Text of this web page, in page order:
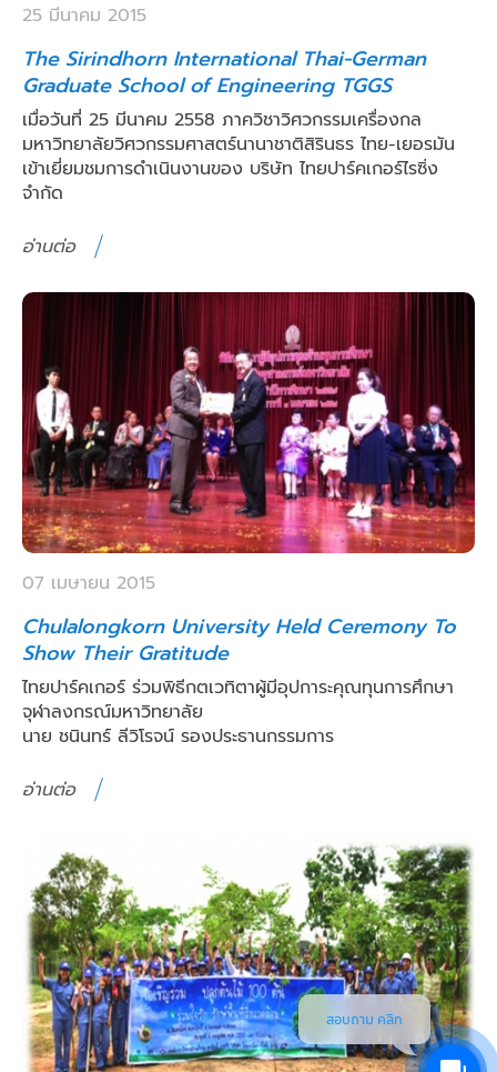
25 มีนาคม 2015
The Sirindhorn International Thai-German
Graduate School of Engineering TGGS
เมื่อวันที่ 25 มีนาคม 2558 ภาควิชาวิศวกรรมเครื่องกล
มหาวิทยาลัยวิศวกรรมศาสตร์นานาชาติสิรินธร ไทย-เยอรมัน
เข้าเยี่ยมชมการดำเนินงานของ บริษัท ไทยปาร์คเกอร์ไรซิ่ง
จำกัด
อ่านต่อ
07 เมษายน 2015
Chulalongkorn University Held Ceremony To
Show Their Gratitude
ไทยปาร์คเกอร์ ร่วมพิธีกตเวทิตาผู้มีอุปการะคุณทุนการศึกษา
จุฬาลงกรณ์มหาวิทยาลัย
นาย ชนินทร์ ลีวิโรจน์ รองประธานกรรมการ
อ่านต่อ
สอบถาม คลิก